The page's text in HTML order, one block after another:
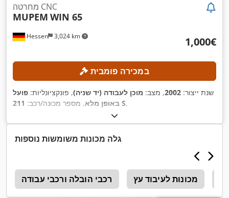
Hessen 3,024 km
מחרטה CNC
MUPEM WIN 65
‏1,000 ‏€
במכירה פומבית
שנת ייצור: 2002, מצב: מוכן לעבודה (יד שניה), פונקציונליות: פועל
באופן מלא, מספר מכונה/רכב: 211 S,
גלה מכונות משומשות נוספות
רכבי הובלה ורכבי עבודה מכונות לעיבוד עץ